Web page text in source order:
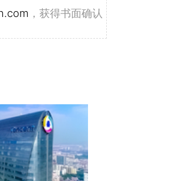
，获得书面确认